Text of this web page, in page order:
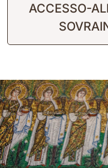
ACCESSO-